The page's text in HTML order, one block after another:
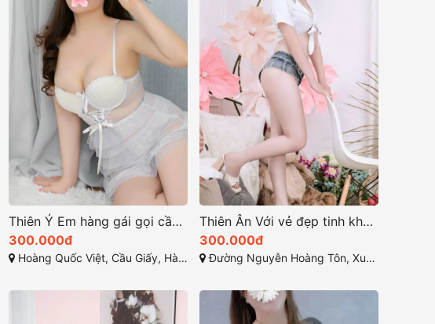
Thiên Ý Em hàng gái gọi cầu giấy ngọt ngào và quyến rũ
300.000đ
Hoàng Quốc Việt, Cầu Giấy, Hà Nội, Việt Nam
Thiên Ân Với vẻ đẹp tinh khôi và thân hình quyến rũ
300.000đ
Đường Nguyễn Hoàng Tôn, Xuân La, Tây Hồ, Hà Nội